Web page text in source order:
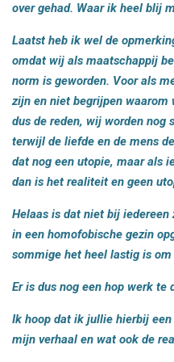
over gehad. Waar ik heel blij
Laatst heb ik wel de
omdat wij als maatschappij
norm is geworden. Voor als
zijn en niet begrijpen waarom
dus de reden, wij worden nog
terwijl de liefde en de mens
dat nog een utopie, maar als
dan is het realiteit en geen
Helaas is dat niet bij
in een homofobische gezin
sommige het heel lastig is
Er is dus nog een hop werk te
Ik hoop dat ik jullie hierbij
mijn verhaal en wat ook de